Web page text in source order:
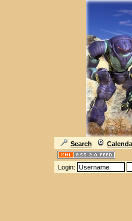
Search
Login: